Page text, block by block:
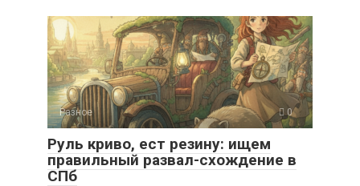
Разное 0
Руль криво, ест резину: ищем
правильный развал-схождение в
СПб